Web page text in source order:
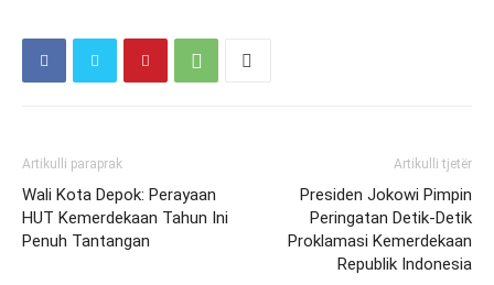
Artikulli paraprak
Wali Kota Depok: Perayaan
HUT Kemerdekaan Tahun Ini
Penuh Tantangan
Artikulli tjetër
Presiden Jokowi Pimpin
Peringatan Detik-Detik
Proklamasi Kemerdekaan
Republik Indonesia